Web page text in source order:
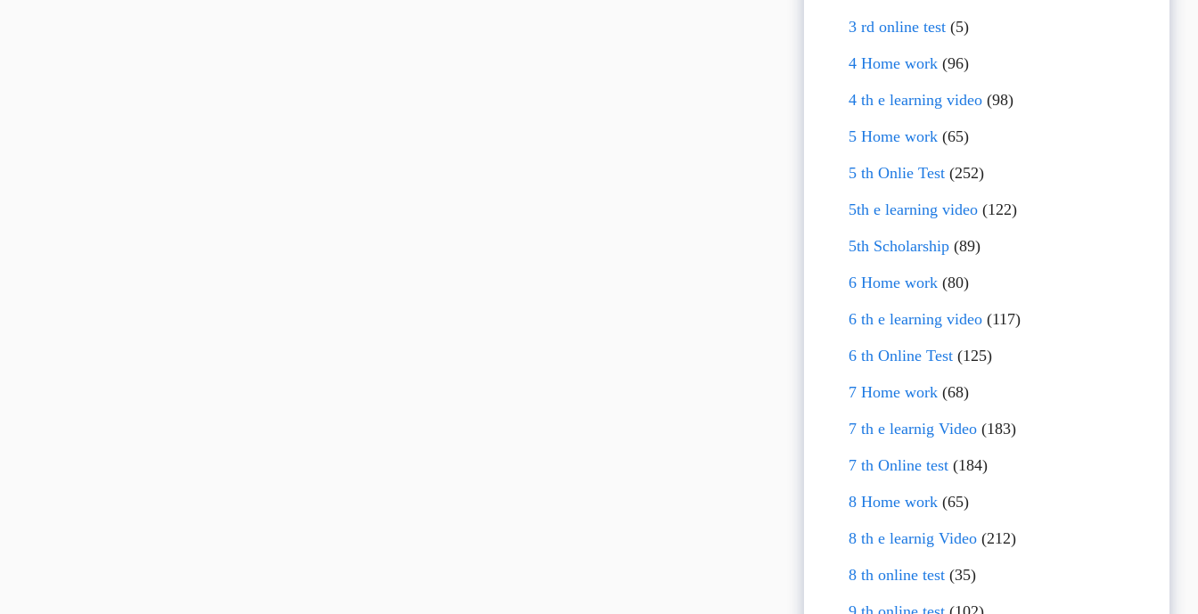
3 rd online test(5)
4 Home work(96)
4 th e learning video(98)
5 Home work(65)
5 th Onlie Test(252)
5th e learning video(122)
5th Scholarship(89)
6 Home work(80)
6 th e learning video(117)
6 th Online Test(125)
7 Home work(68)
7 th e learnig Video(183)
7 th Online test(184)
8 Home work(65)
8 th e learnig Video(212)
8 th online test(35)